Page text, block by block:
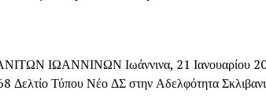
ΙΩΑΝΝΙΝΩΝ Ιωάννινα, 21 Ιανουαρίου
Δελτίο Τύπου Νέο ΔΣ στην Αδελφότητα